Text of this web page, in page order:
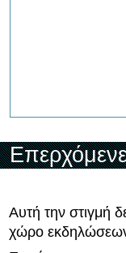
Αυτή την στιγμή
χώρο